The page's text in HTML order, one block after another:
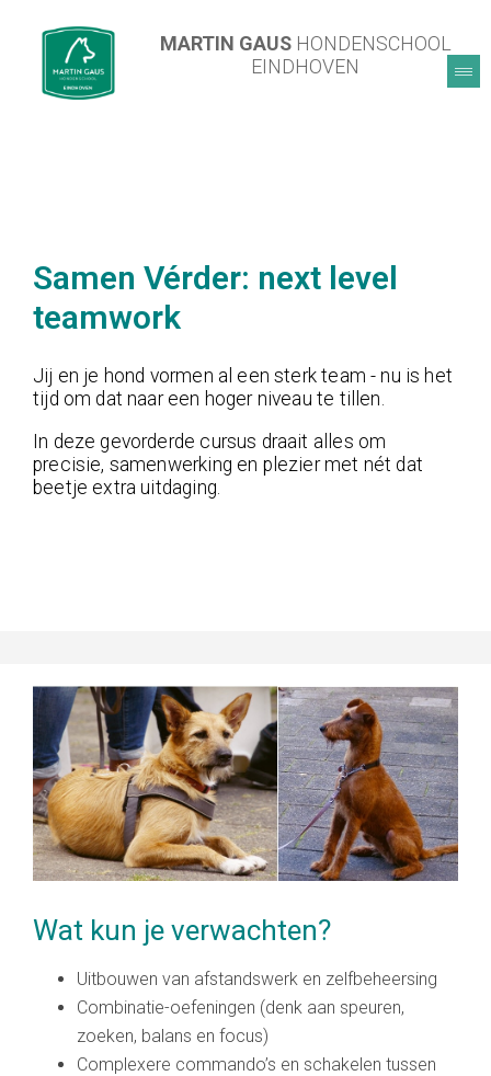
MARTIN GAUSHONDENSCHOOL
EINDHOVEN
Samen Vérder: next level
teamwork
Jij en je hond vormen al een sterk team - nu is het
tijd om dat naar een hoger niveau te tillen.
In deze gevorderde cursus draait alles om
precisie, samenwerking en plezier met nét dat
beetje extra uitdaging.
Wat kun je verwachten?
Uitbouwen van afstandswerk en zelfbeheersing
Combinatie-oefeningen (denk aan speuren,
zoeken, balans en focus)
Complexere commando’s en schakelen tussen